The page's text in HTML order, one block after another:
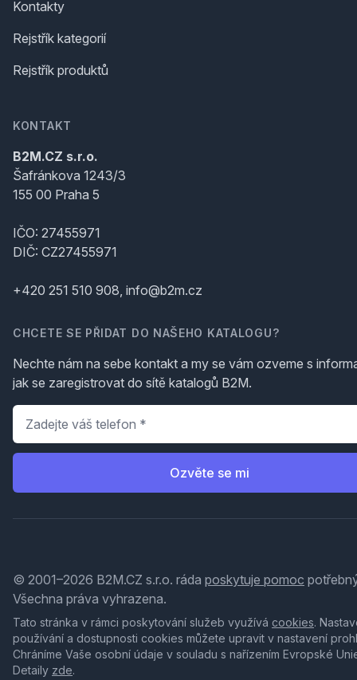
Kontakty
Rejstřík kategorií
Rejstřík produktů
KONTAKT
B2M.CZ s.r.o.
Šafránkova 1243/3
155 00 Praha 5
IČO: 27455971
DIČ: CZ27455971
+420 251 510 908, info@b2m.cz
CHCETE SE PŘIDAT DO NAŠEHO KATALOGU?
Nechte nám na sebe kontakt a my se vám ozveme s
jak se zaregistrovat do sítě katalogů B2M.
Telefon
Ozvěte se mi
© 2001–2026 B2M.CZ s.r.o. ráda poskytuje pomoc
Všechna práva vyhrazena.
Tato stránka v rámci poskytování služeb využívá cookies.
používání a dostupnosti cookies můžete upravit v nastavení
Chráníme Vaše osobní údaje v souladu s nařízením Evropské
Detaily zde.